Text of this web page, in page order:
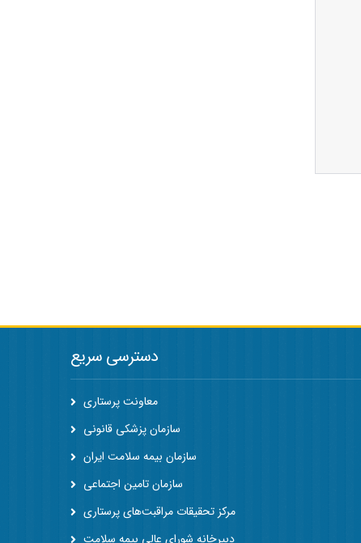
دسترسی سریع
معاونت پرستاری
سازمان پزشکی قانونی
سازمان بیمه سلامت ایران
سازمان تامین اجتماعی
مرکز تحقیقات مراقبت‌های پرستاری
دبیرخانه شورای عالی بیمه سلامت